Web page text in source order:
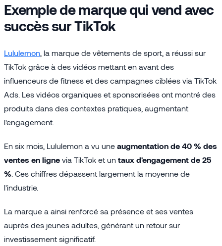
Exemple de marque qui vend avec
succès sur TikTok
Lululemon , la marque de vêtements de sport, a réussi sur
TikTok grâce à des vidéos mettant en avant des
influenceurs de fitness et des campagnes ciblées via TikTok
Ads. Les vidéos organiques et sponsorisées ont montré des
produits dans des contextes pratiques, augmentant
l'engagement.
En six mois, Lululemon a vu une augmentation de 40 % des
ventes en ligne via TikTok et un taux d'engagement de 25
% . Ces chiffres dépassent largement la moyenne de
l'industrie.
La marque a ainsi renforcé sa présence et ses ventes
auprès des jeunes adultes, générant un retour sur
investissement significatif.